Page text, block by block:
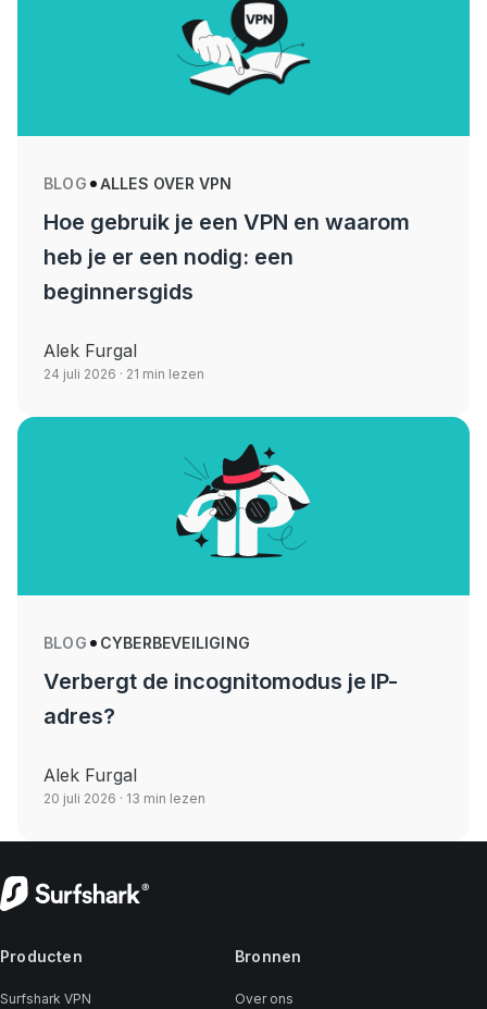
BLOG ALLES OVER VPN
Hoe gebruik je een VPN en waarom
heb je er een nodig: een
beginnersgids
Alek Furgal
24 juli 2026 · 21 min lezen
BLOG CYBERBEVEILIGING
Verbergt de incognitomodus je IP-
adres?
Alek Furgal
20 juli 2026 · 13 min lezen
Producten
Surfshark VPN
Bronnen
Over ons